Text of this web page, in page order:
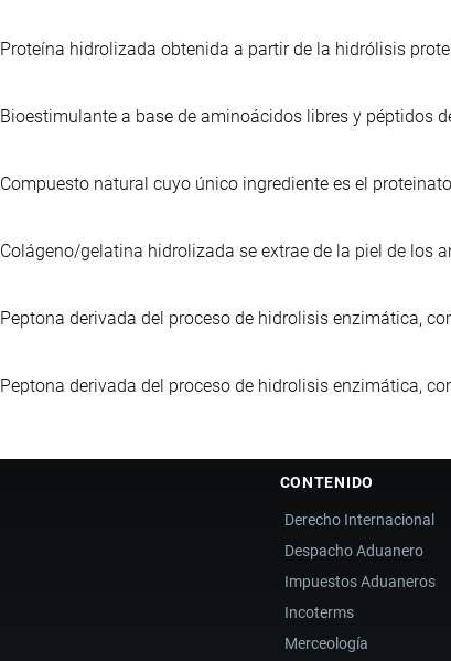
Proteína hidrolizada obtenida a partir de la hidrólisis
Bioestimulante a base de aminoácidos libres y péptidos
Compuesto natural cuyo único ingrediente es el
Colágeno/gelatina hidrolizada se extrae de la piel de los
Peptona derivada del proceso de hidrolisis enzimática,
Peptona derivada del proceso de hidrolisis enzimática,
CONTENIDO
Derecho Internacional
Despacho Aduanero
Impuestos Aduaneros
Incoterms
Merceología